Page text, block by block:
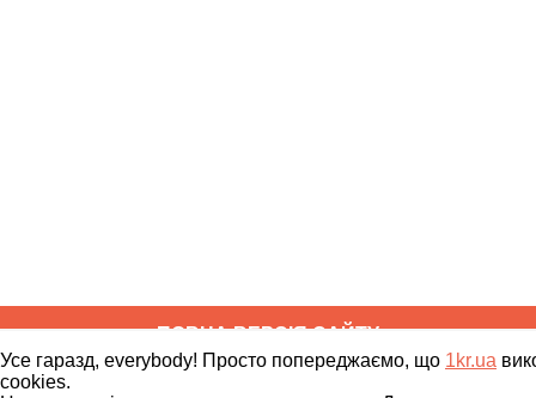
ПОВНА ВЕРСІЯ САЙТУ
Усе гаразд, everybody! Просто попереджаємо, що 1kr.ua
cookies.